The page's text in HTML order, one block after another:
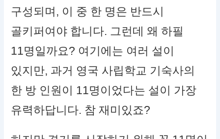
구성되며, 이 중 한 명은 반드시
골키퍼여야 합니다. 그런데 왜 하필
11명일까요? 여기에는 여러 설이
있지만, 과거 영국 사립학교 기숙사의
한 방 인원이 11명이었다는 설이 가장
유력하답니다. 참 재미있죠?